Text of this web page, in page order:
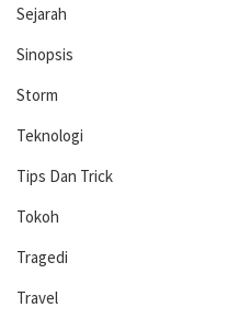
Sejarah
Sinopsis
Storm
Teknologi
Tips Dan Trick
Tokoh
Tragedi
Travel